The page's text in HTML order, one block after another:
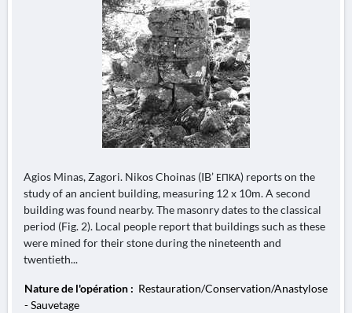
Agios Minas, Zagori. Nikos Choinas (IB’ ΕΠΚΑ) reports on the
study of an ancient building, measuring 12 x 10m. A second
building was found nearby. The masonry dates to the classical
period (Fig. 2). Local people report that buildings such as these
were mined for their stone during the nineteenth and
twentieth...
Nature de l'opération : Restauration/Conservation/Anastylose
- Sauvetage